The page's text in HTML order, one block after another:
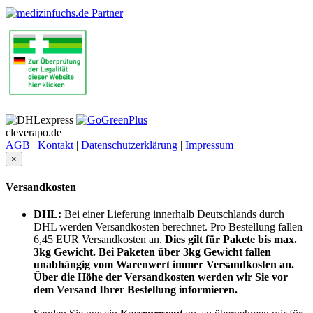
cleverapo.de
AGB | Kontakt | Datenschutzerklärung | Impressum
×
Versandkosten
DHL: Bei einer Lieferung innerhalb Deutschlands durch
DHL werden Versandkosten berechnet. Pro Bestellung fallen
6,45 EUR Versandkosten an. Dies gilt für Pakete bis max.
3kg Gewicht. Bei Paketen über 3kg Gewicht fallen
unabhängig vom Warenwert immer Versandkosten an.
Über die Höhe der Versandkosten werden wir Sie vor
dem Versand Ihrer Bestellung informieren.